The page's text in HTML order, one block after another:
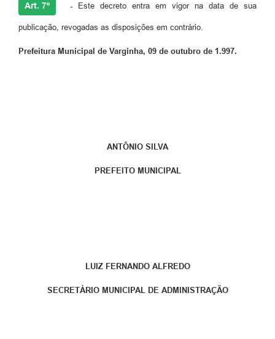
Art. 7º - Este decreto entra em vigor na data de sua
publicação, revogadas as disposições em contrário.
Prefeitura Municipal de Varginha, 09 de outubro de 1.997.
ANTÔNIO SILVA
PREFEITO MUNICIPAL
LUIZ FERNANDO ALFREDO
SECRETÁRIO MUNICIPAL DE ADMINISTRAÇÃO